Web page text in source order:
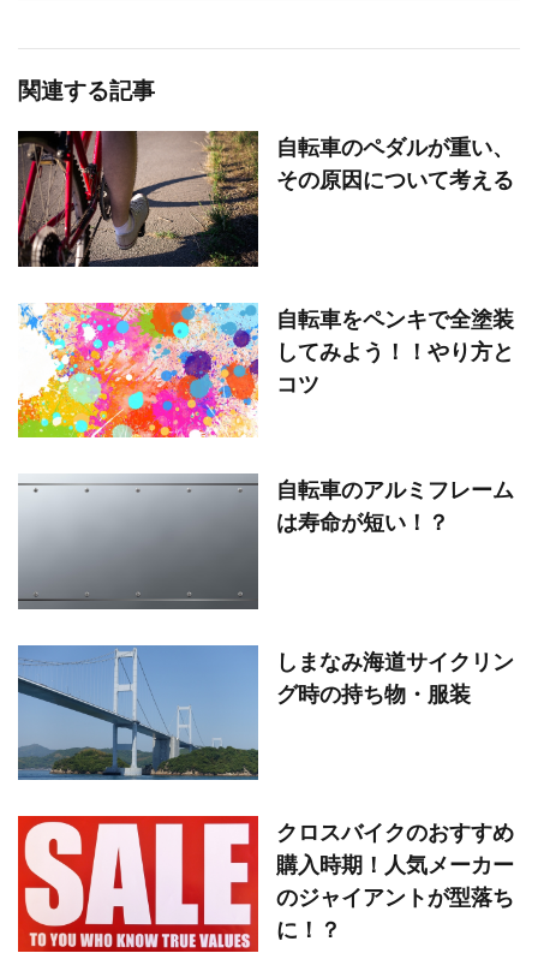
関連する記事
自転車のペダルが重い、
その原因について考える
自転車をペンキで全塗装
してみよう！！やり方と
コツ
自転車のアルミフレーム
は寿命が短い！？
しまなみ海道サイクリン
グ時の持ち物・服装
クロスバイクのおすすめ
購入時期！人気メーカー
のジャイアントが型落ち
に！？